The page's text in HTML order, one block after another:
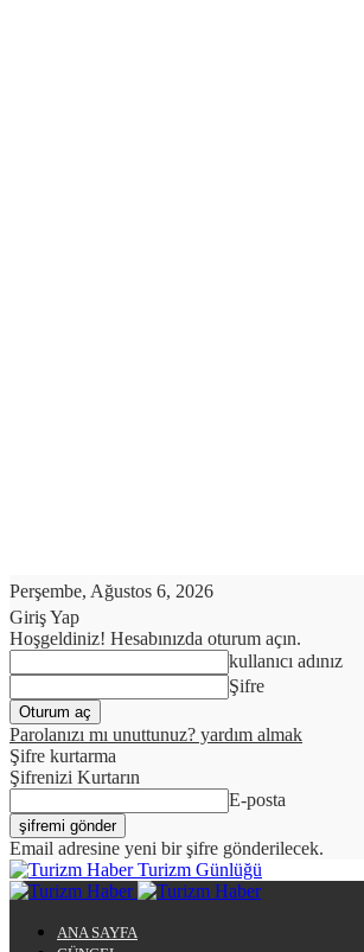
Perşembe, Ağustos 6, 2026
Giriş Yap
Hoşgeldiniz! Hesabınızda oturum açın.
kullanıcı adınız
Şifre
Parolanızı mı unuttunuz? yardım almak
Şifre kurtarma
Şifrenizi Kurtarın
E-posta
Email adresine yeni bir şifre gönderilecek.
Turizm Günlüğü
ANA SAYFA